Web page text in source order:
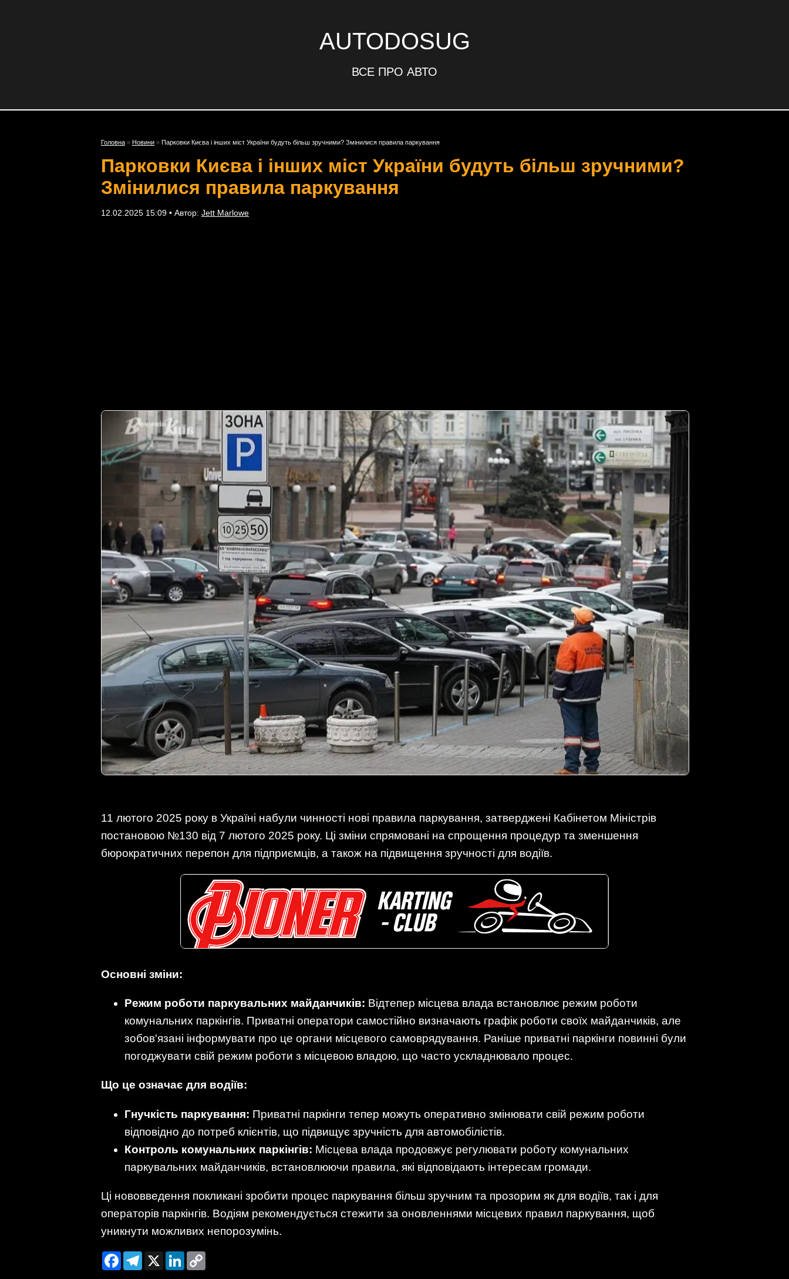
AUTODOSUG
ВСЕ ПРО АВТО
Головна » Новини » Парковки Києва і інших міст України будуть більш зручними? Змінилися правила паркування
Парковки Києва і інших міст України будуть більш зручними?
Змінилися правила паркування
12.02.2025 15:09 • Автор: Jett Marlowe
11 лютого 2025 року в Україні набули чинності нові правила паркування, затверджені Кабінетом Міністрів
постановою №130 від 7 лютого 2025 року. Ці зміни спрямовані на спрощення процедур та зменшення
бюрократичних перепон для підприємців, а також на підвищення зручності для водіїв.
Основні зміни:
Режим роботи паркувальних майданчиків: Відтепер місцева влада встановлює режим роботи
комунальних паркінгів. Приватні оператори самостійно визначають графік роботи своїх майданчиків, але
зобов'язані інформувати про це органи місцевого самоврядування. Раніше приватні паркінги повинні були
погоджувати свій режим роботи з місцевою владою, що часто ускладнювало процес.
Що це означає для водіїв:
Гнучкість паркування: Приватні паркінги тепер можуть оперативно змінювати свій режим роботи
відповідно до потреб клієнтів, що підвищує зручність для автомобілістів.
Контроль комунальних паркінгів: Місцева влада продовжує регулювати роботу комунальних
паркувальних майданчиків, встановлюючи правила, які відповідають інтересам громади.
Ці нововведення покликані зробити процес паркування більш зручним та прозорим як для водіїв, так і для
операторів паркінгів. Водіям рекомендується стежити за оновленнями місцевих правил паркування, щоб
уникнути можливих непорозумінь.
FacebookTelegram
X LinkedIn